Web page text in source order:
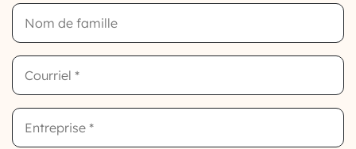
Nom
de
famille
Email
Company